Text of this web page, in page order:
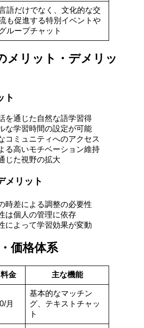
語だけでなく、文化的な交
も促進する特別イベントや
ループチャット
メリット・デメリッ
ト
を通じた自然な語学習得
な学習時間の設定が可能
コミュニティへのアクセス
る高いモチベーション維持
じた視野の拡大
メリット
時差による調整の必要性
は個人の管理に依存
によって学習効果が変動
価格体系
料金 主な機能
月
基本的なマッチン
グ、テキストチャッ
ト